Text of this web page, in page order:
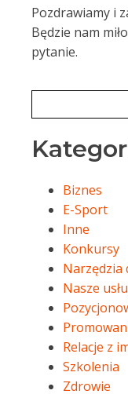
Pozdrawiamy i
Będzie nam
pytanie.
Biznes
E-Sport
Inne
Konkursy
Narzędzia
Nasze
Relacje z
Szkolenia
Zdrowie